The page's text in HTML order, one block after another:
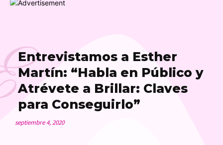
Entrevistamos a Esther
Martín: “Habla en Público y
Atrévete a Brillar: Claves
para Conseguirlo”
septiembre 4, 2020